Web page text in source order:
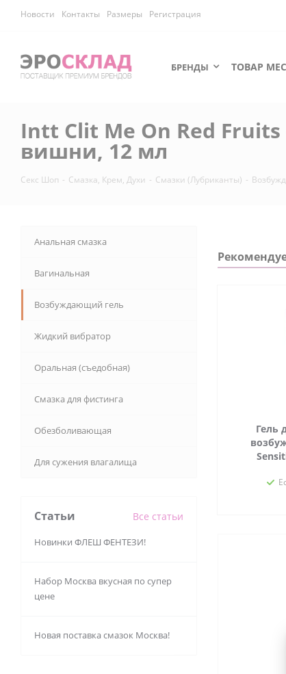
Новости Контакты Размеры Регистрация
БРЕНДЫ ТОВАР
Intt Clit Me On Red
вишни, 12 мл
Секс Шоп - Смазка, Крем, Духи - Смазки (Лубриканты) -
Гель
Анальная смазка
Вагинальная
Возбуждающий гель
Жидкий вибратор
Оральная (съедобная)
Смазка для фистинга
Обезболивающая
Для сужения влагалища
Статьи Все статьи
Новинки ФЛЕШ ФЕНТЕЗИ!
Набор Москва вкусная по супер
цене
Новая поставка смазок Москва!